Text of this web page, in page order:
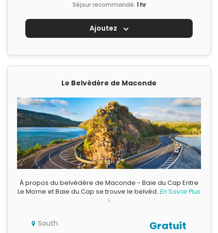
Séjour recommandé: 1 hr
Ajoutez
Le Belvédère de Maconde
À propos du belvédère de Maconde - Baie du Cap Entre
Le Morne et Baie du Cap se trouve le belvéd…En Savoir Plus
South Gratuit